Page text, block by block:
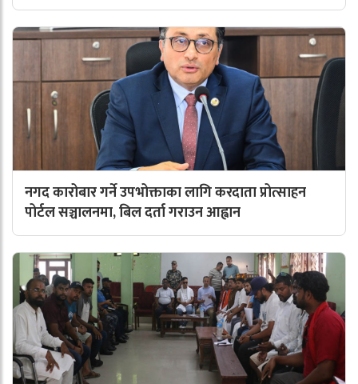
नगद कारोबार गर्ने उपभोक्ताका लागि करदाता प्रोत्साहन
पोर्टल सञ्चालनमा, बिल दर्ता गराउन आह्वान